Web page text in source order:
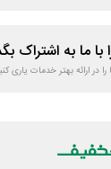
ما به اشتراک
در ارائه بهتر خدمات یاری